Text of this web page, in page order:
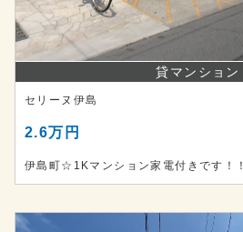
貸マンション
セリーヌ伊島
2.6万円
伊島町☆1Kマンション家電付きです！！